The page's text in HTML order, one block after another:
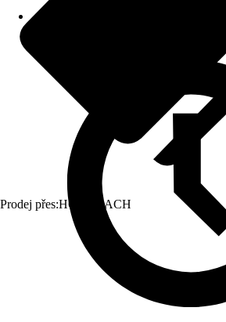
Prodej přes:HORNBACH